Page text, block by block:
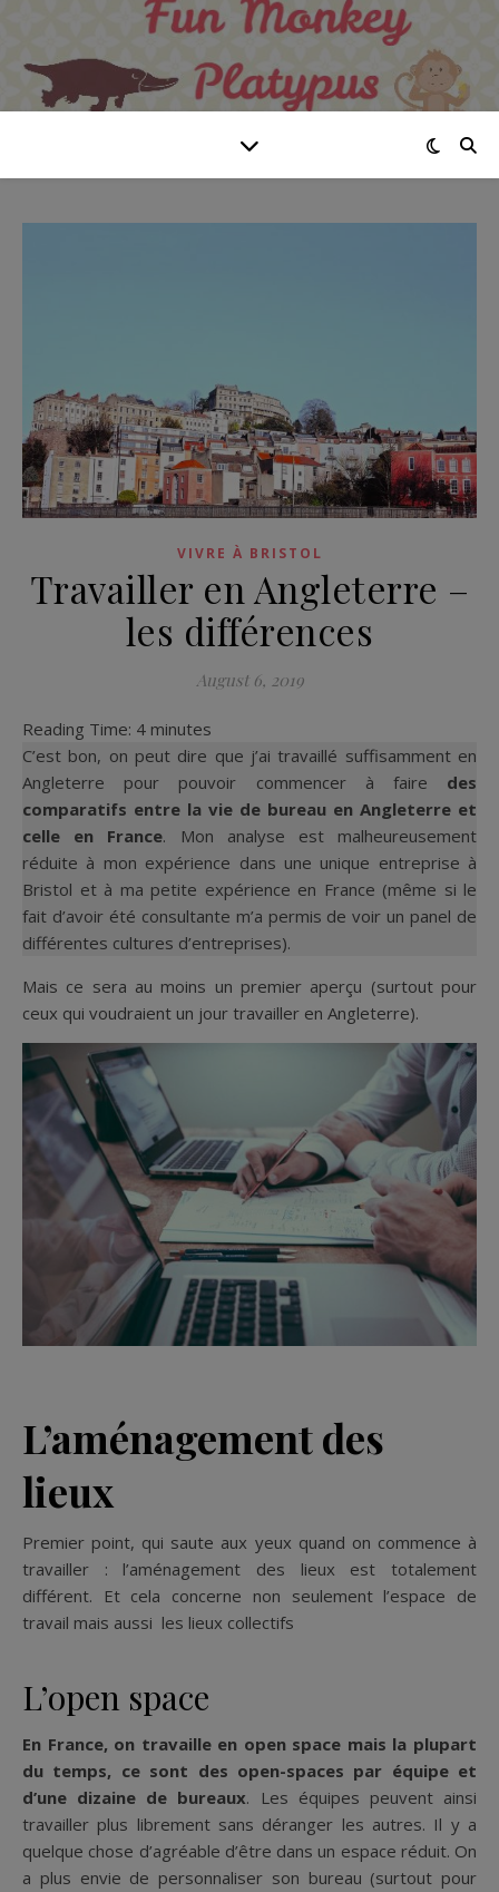
VIVRE À BRISTOL
Travailler en Angleterre –
les différences
August 6, 2019
Reading Time: 4 minutes
C’est bon, on peut dire que j’ai travaillé suffisamment en
Angleterre pour pouvoir commencer à faire des
comparatifs entre la vie de bureau en Angleterre et
celle en France. Mon analyse est malheureusement
réduite à mon expérience dans une unique entreprise à
Bristol et à ma petite expérience en France (même si le
fait d’avoir été consultante m’a permis de voir un panel de
différentes cultures d’entreprises).
Mais ce sera au moins un premier aperçu (surtout pour
ceux qui voudraient un jour travailler en Angleterre).
L’aménagement des
lieux
Premier point, qui saute aux yeux quand on commence à
travailler : l’aménagement des lieux est totalement
différent. Et cela concerne non seulement l’espace de
travail mais aussi les lieux collectifs
L’open space
En France, on travaille en open space mais la plupart
du temps, ce sont des open-spaces par équipe et
d’une dizaine de bureaux. Les équipes peuvent ainsi
travailler plus librement sans déranger les autres. Il y a
quelque chose d’agréable d’être dans un espace réduit. On
a plus envie de personnaliser son bureau (surtout pour